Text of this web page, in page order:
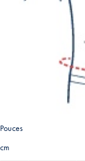
Pouces
cm